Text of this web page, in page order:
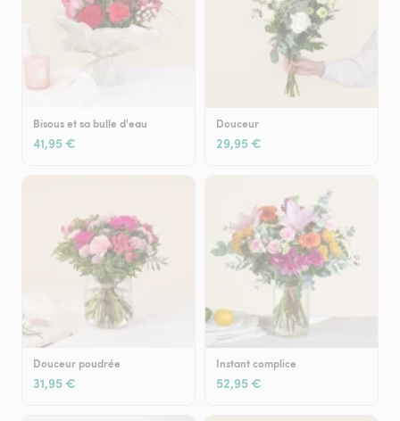
Bisous et sa bulle d'eau
41,95 €
Douceur
29,95 €
Douceur poudrée
31,95 €
Instant complice
52,95 €